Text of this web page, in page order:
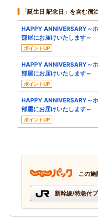
「誕生日 記念日」を含む宿
HAPPY ANNIVERSARY～
部屋にお届けいたします～
ポイントUP
HAPPY ANNIVERSARY～
部屋にお届けいたします～
ポイントUP
HAPPY ANNIVERSARY～
部屋にお届けいたします～
ポイントUP
この施
新幹線/特急付